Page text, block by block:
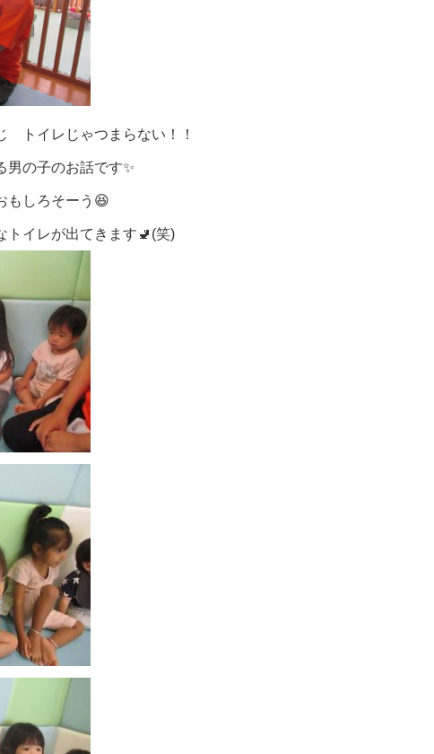
イレじゃつまらない！！
男の子のお話です✨
もしろそーう😆
トイレが出てきます🚽(笑)